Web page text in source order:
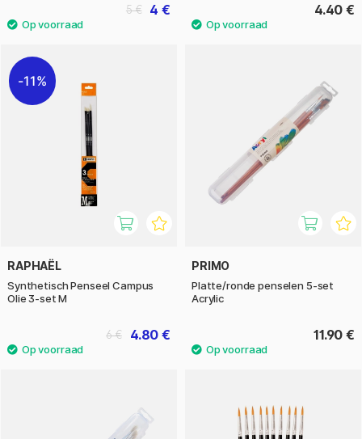
4 €
5 € 4.40 €
11%
RAPHAËL
Synthetisch Penseel Campus
Olie 3-set M
4.80 €
6 €
PRIMO
Platte/ronde penselen 5-set
Acrylic
11.90 €